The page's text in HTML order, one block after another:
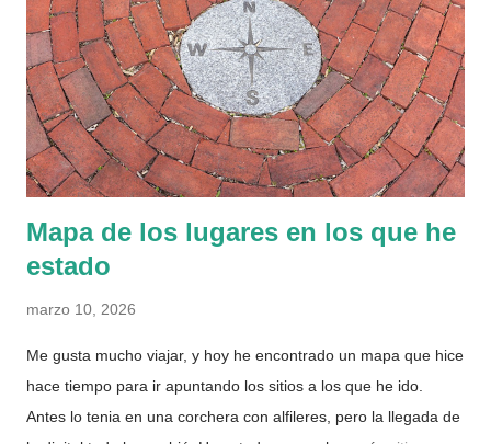
directamente. Tras un poco de búsqueda, obtuve la respuesta,
el kilo de aluminio de las latas en una chatarrería se paga a
poco más de 0,50€/kg y para obtener un kilo hacen falta unas
70. Vamos que, evidentemente, apenas hay negocio a
pequeña escala y por eso se tiran a...
Mapa de los lugares en los que he
estado
marzo 10, 2026
Me gusta mucho viajar, y hoy he encontrado un mapa que hice
hace tiempo para ir apuntando los sitios a los que he ido.
Antes lo tenia en una corchera con alfileres, pero la llegada de